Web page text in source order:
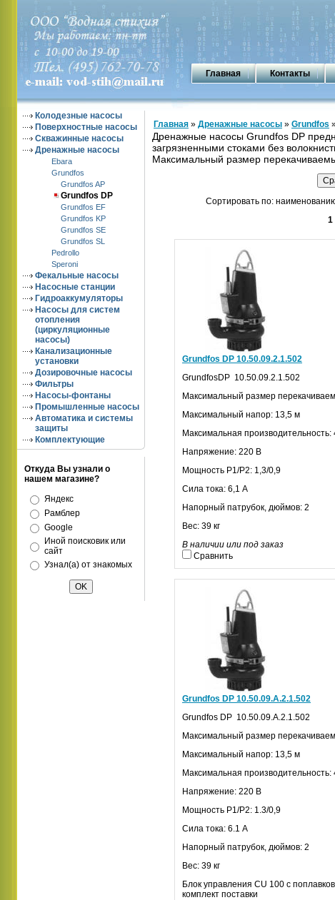
Главная Контакты
Колодезные насосы
Поверхностные насосы
Скважинные насосы
Дренажные насосы
Ebara
Grundfos
Grundfos AP
Grundfos DP
Grundfos EF
Grundfos KP
Grundfos SE
Grundfos SL
Pedrollo
Speroni
Фекальные насосы
Насосные станции
Гидроаккумуляторы
Насосы для систем
отопления
(циркуляционные
насосы)
Канализационные
установки
Дозировочные насосы
Фильтры
Насосы-фонтаны
Промышленные насосы
Автоматика и системы
защиты
Комплектующие
Откуда Вы узнали о
нашем магазине?
Яндекс
Рамблер
Google
Иной поисковик или
сайт
Узнал(а) от знакомых
Главная » Дренажные насосы » Grundfos
Дренажные насосы Grundfos DP
загрязненными стоками без
Максимальный размер
Сортировать по:
1
Grundfos DP 10.50.09.2.1.502
GrundfosDP 10.50.09.2.1.502
Максимальный размер
Максимальный напор: 13,5 м
Максимальная производительность:
Напряжение: 220 В
Мощность P1/P2: 1,3/0,9
Сила тока: 6,1 А
Напорный патрубок, дюймов: 2
Вес: 39 кг
В наличии или под заказ
Сравнить
Grundfos DP 10.50.09.А.2.1.502
Grundfos DP 10.50.09.А.2.1.502
Максимальный размер
Максимальный напор: 13,5 м
Максимальная производительность:
Напряжение: 220 В
Мощность P1/P2: 1.3/0,9
Сила тока: 6.1 А
Напорный патрубок, дюймов: 2
Вес: 39 кг
Блок управления CU 100 с
комплект поставки